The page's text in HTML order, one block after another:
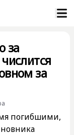
за
за
погибшими,